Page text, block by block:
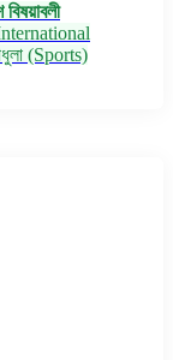
বিষয়াবলী
(Sports)